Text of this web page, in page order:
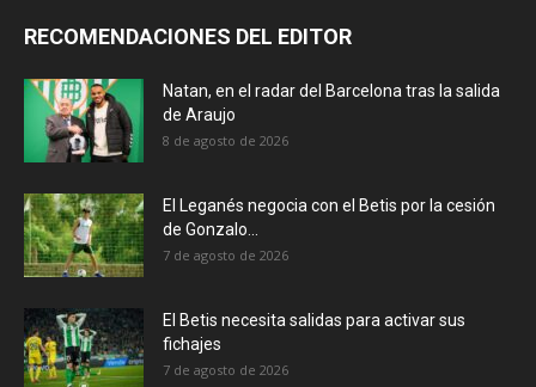
RECOMENDACIONES DEL EDITOR
Natan, en el radar del Barcelona tras la salida
de Araujo
8 de agosto de 2026
El Leganés negocia con el Betis por la cesión
de Gonzalo...
7 de agosto de 2026
El Betis necesita salidas para activar sus
fichajes
7 de agosto de 2026